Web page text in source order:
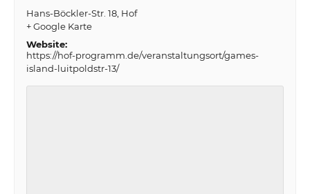
Hans-Böckler-Str. 18 Hof
+ Google Karte
Website:
https://hof-programm.de/veranstaltungsort/games-
island-luitpoldstr-13/